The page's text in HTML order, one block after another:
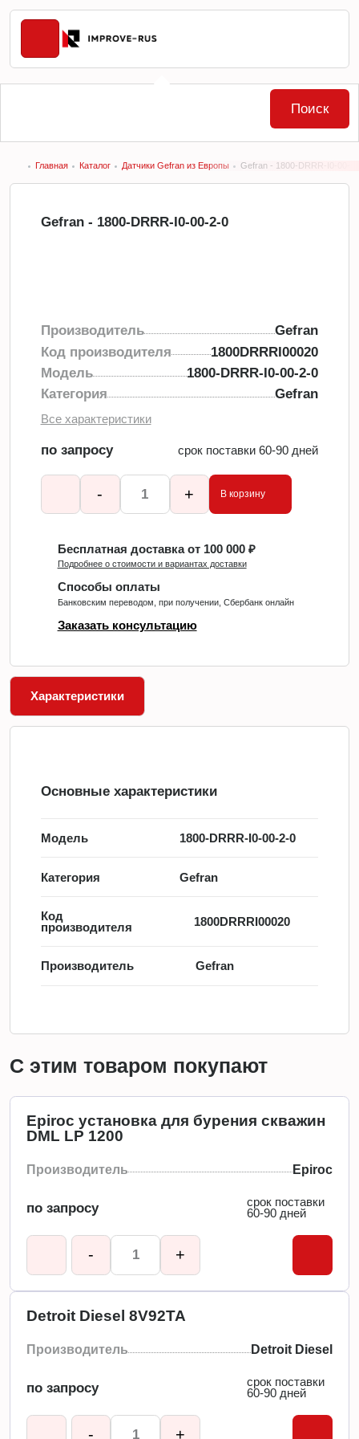
Главная Каталог Датчики Gefran из Европы Gefran - 1800-DRRR-I0-00-
Gefran - 1800-DRRR-I0-00-2-0
Производитель
Gefran
Код производителя
1800DRRRI00020
Модель
1800-DRRR-I0-00-2-0
Категория
Gefran
Все характеристики
по запросу срок поставки 60-90 дней
- + В корзину
Бесплатная доставка от 100 000 ₽
Подробнее о стоимости и вариантах доставки
Способы оплаты
Банковским переводом, при получении, Сбербанк онлайн
Заказать консультацию
Характеристики
Основные характеристики
Модель 1800-DRRR-I0-00-2-0
Категория Gefran
Код
производителя
1800DRRRI00020
Производитель Gefran
С этим товаром покупают
Epiroc установка для бурения скважин
DML LP 1200
Производитель Epiroc
по запросу
срок поставки
60-90 дней
- +
Detroit Diesel 8V92TA
Производитель Detroit Diesel
по запросу
срок поставки
60-90 дней
- +
Поиск